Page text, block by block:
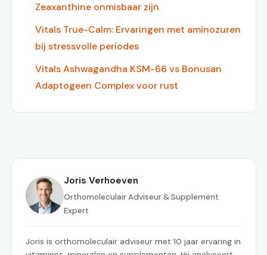
Zeaxanthine onmisbaar zijn
Vitals True-Calm: Ervaringen met aminozuren
bij stressvolle periodes
Vitals Ashwagandha KSM-66 vs Bonusan
Adaptogeen Complex voor rust
Joris Verhoeven
Orthomoleculair Adviseur & Supplement
Expert
Joris is orthomoleculair adviseur met 10 jaar ervaring in